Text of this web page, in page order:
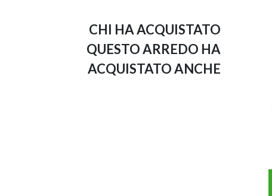
CHI HA ACQUISTATO
QUESTO ARREDO HA
ACQUISTATO ANCHE